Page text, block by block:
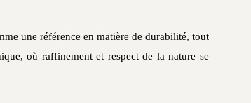
une référence en matière de durabilité, tout
où raffinement et respect de la nature se